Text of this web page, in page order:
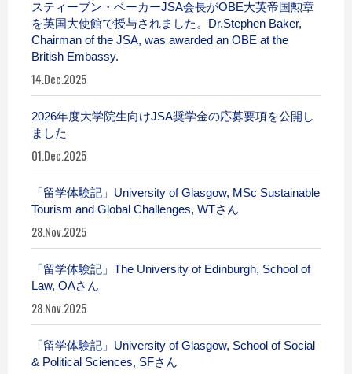
スティーブン・ベーカーJSA会長がOBE大英帝国勲章
を英国大使館で授与されました。Dr.Stephen Baker,
Chairman of the JSA, was awarded an OBE at the
British Embassy.
14.Dec.2025
2026年度大学院生向けJSA奨学金の応募要項を公開し
ました
01.Dec.2025
「留学体験記」University of Glasgow, MSc Sustainable
Tourism and Global Challenges, WTさん
28.Nov.2025
「留学体験記」The University of Edinburgh, School of
Law, OAさん
28.Nov.2025
「留学体験記」University of Glasgow, School of Social
& Political Sciences, SFさん